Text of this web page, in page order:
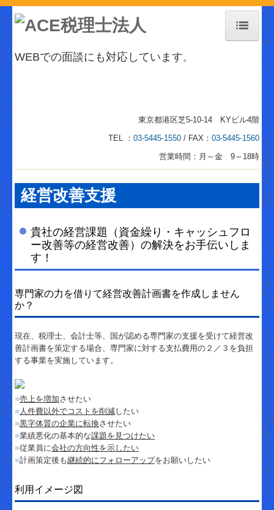
ホーム
経営革新等支援機関とは
業務案内
税務会計業務
中堅企業税務支援
料金について
経営者お役立ち情報
補助金・助成金・融資情報
TKCシステムQ&A
WEBでの面談にも対応しています。
東京都港区芝5-10-14 KYビル4階
TEL ： 03-5445-1550/ FAX： 03-5445-1560
営業時間：月～金 9～18時
経営改善支援
貴社の経営課題（資金繰り・キャッシュフロ
ー改善等の経営改善）の解決をお手伝いしま
す！
専門家の力を借りて経営改善計画書を作成しません
か？
現在、税理士、会計士等、国が認める専門家の支援を受けて経営改
善計画書を策定する場合、専門家に対する支払費用の２／３を負担
する事業を実施しています。
■売上を増加させたい
■ 人件費以外でコストを削減したい
■黒字体質の企業に転換させたい
■業績悪化の基本的な課題を見つけたい
■従業員に会社の方向性を示したい
■計画策定後も継続的にフォローアップをお願いしたい
利用イメージ図